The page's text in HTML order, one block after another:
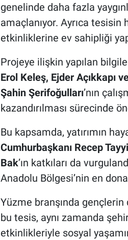
genelinde daha fazla
amaçlanıyor. Ayrıca tesisin
etkinliklerine ev sahipliği
Projeye ilişkin yapılan
Erol Keleş, Ejder Açıkkapı
Şahin Şerifoğulları’nın
kazandırılması sürecinde
Bu kapsamda, yatırımın
Cumhurbaşkanı Recep
Bak’ın katkıları da
Anadolu Bölgesi’nin en
Yüzme branşında
bu tesis, aynı zamanda
etkinlikleriyle sosyal